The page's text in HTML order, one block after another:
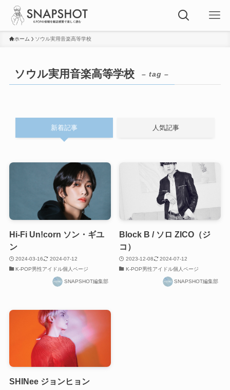
ホーム ソウル実用音楽高等学校
ソウル実用音楽高等学校 – tag –
新着記事 人気記事
Hi-Fi Un!corn ソン・ギユ
ン
2024-03-16
2024-07-12
K-POP男性アイドル個人ページ
SNAPSHOT編集部
Block B / ソロ ZICO（ジ
コ）
2023-12-08
2024-07-12
K-POP男性アイドル個人ページ
SNAPSHOT編集部
SHINee ジョンヒョン